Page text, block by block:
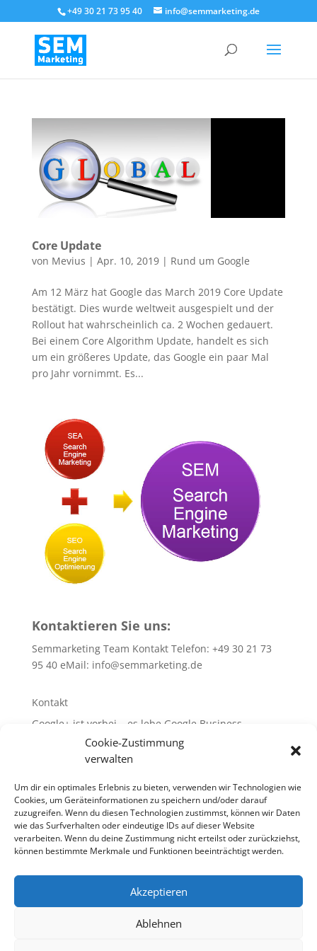
Cookie-Zustimmung
verwalten
Um dir ein optimales Erlebnis zu bieten, verwenden wir Technologien wie
Cookies, um Geräteinformationen zu speichern und/oder darauf
zuzugreifen. Wenn du diesen Technologien zustimmst, können wir Daten
wie das Surfverhalten oder eindeutige IDs auf dieser Website
verarbeiten. Wenn du deine Zustimmung nicht erteilst oder zurückziehst,
können bestimmte Merkmale und Funktionen beeinträchtigt werden.
Akzeptieren
Ablehnen
+49 30 21 73 95 40 info@semmarketing.de
Core Update
von Mevius | Apr. 10, 2019| Rund um Google
Am 12 März hat Google das March 2019 Core Update
bestätigt. Dies wurde weltweit ausgespielt und der
Rollout hat wahrscheinlich ca. 2 Wochen gedauert.
Bei einem Core Algorithm Update, handelt es sich
um ein größeres Update, das Google ein paar Mal
pro Jahr vornimmt. Es...
Kontaktieren Sie uns:
Semmarketing Team Kontakt Telefon: +49 30 21 73
95 40 eMail: info@semmarketing.de
Kontakt
Google+ ist vorbei – es lebe Google Business
10 SEO-TIPPS
10 SEA – TIPPS
WEB-Site-Audit/SEO
Glossar rund um SEA + SEO + SEM
10 SEO-TIPPS
10 SEA – TIPPS
WEB-Site-Audit / SEO
Glossar rund um SEA + SEO + SEM